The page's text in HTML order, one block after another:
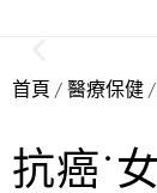
首頁 /醫療保健/
抗癌˙